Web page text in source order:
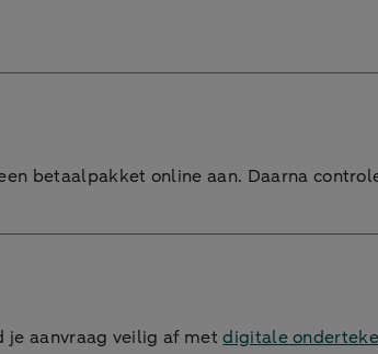
betaalpakket online aan. Daarna
je aanvraag veilig af metdigitale